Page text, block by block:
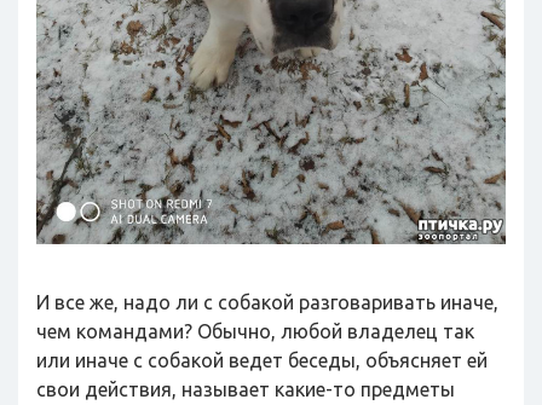
И все же, надо ли с собакой разговаривать иначе,
чем командами? Обычно, любой владелец так
или иначе с собакой ведет беседы, объясняет ей
свои действия, называет какие-то предметы